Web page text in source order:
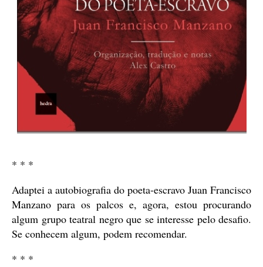
* * *
Adaptei a autobiografia do poeta-escravo Juan Francisco
Manzano para os palcos e, agora, estou procurando
algum grupo teatral negro que se interesse pelo desafio.
Se conhecem algum, podem recomendar.
* * *